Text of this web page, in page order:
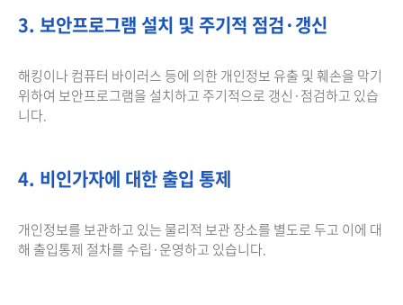
3. 보안프로그램 설치 및 주기적 점검·갱신
해킹이나 컴퓨터 바이러스 등에 의한 개인정보 유출 및 훼손을 막기
위하여 보안프로그램을 설치하고 주기적으로 갱신·점검하고 있습
니다.
4. 비인가자에 대한 출입 통제
개인정보를 보관하고 있는 물리적 보관 장소를 별도로 두고 이에 대
해 출입통제 절차를 수립·운영하고 있습니다.